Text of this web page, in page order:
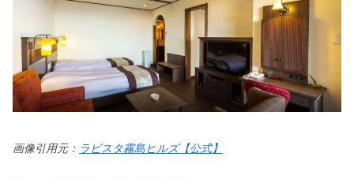
画像引用元： ラビスタ霧島ヒルズ【公式】